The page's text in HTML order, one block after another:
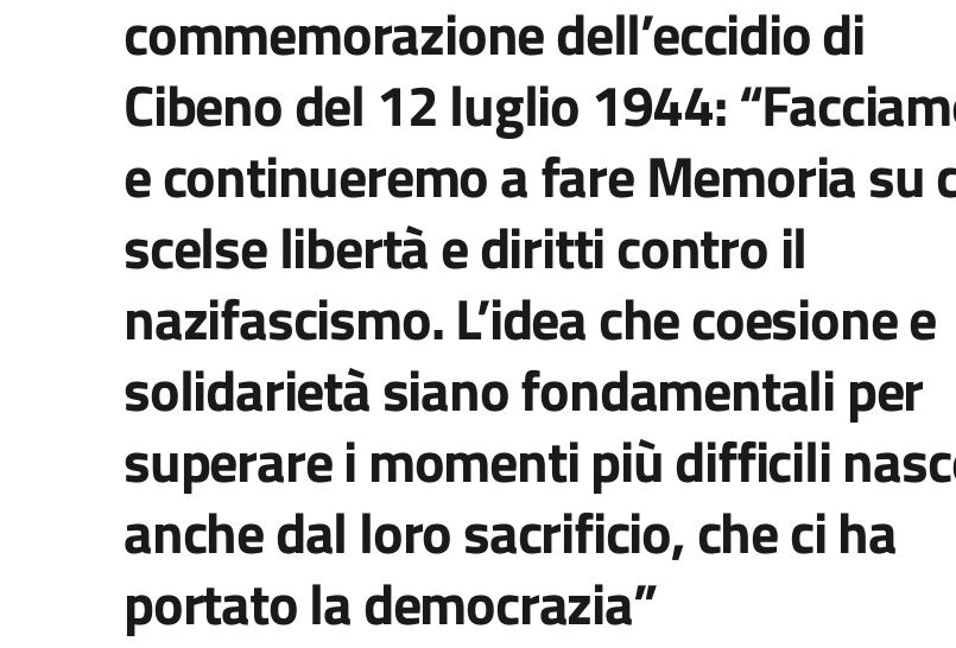
commemorazione dell’eccidio di
Cibeno del 12 luglio 1944:
e continueremo a fare Memoria su
scelse libertà e diritti contro il
nazifascismo. L’idea che coesione e
solidarietà siano fondamentali per
superare i momenti più difficili
anche dal loro sacrificio, che ci ha
portato la democrazia”